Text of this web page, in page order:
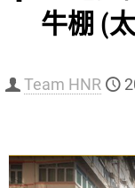
牛棚 (
Team HNR